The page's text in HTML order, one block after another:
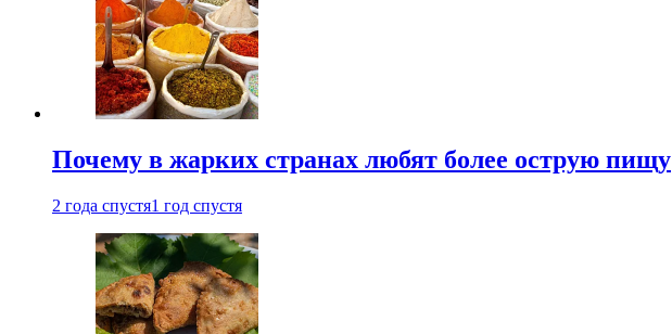
Почему в жарких странах любят более острую пищу
2 года спустя1 год спустя